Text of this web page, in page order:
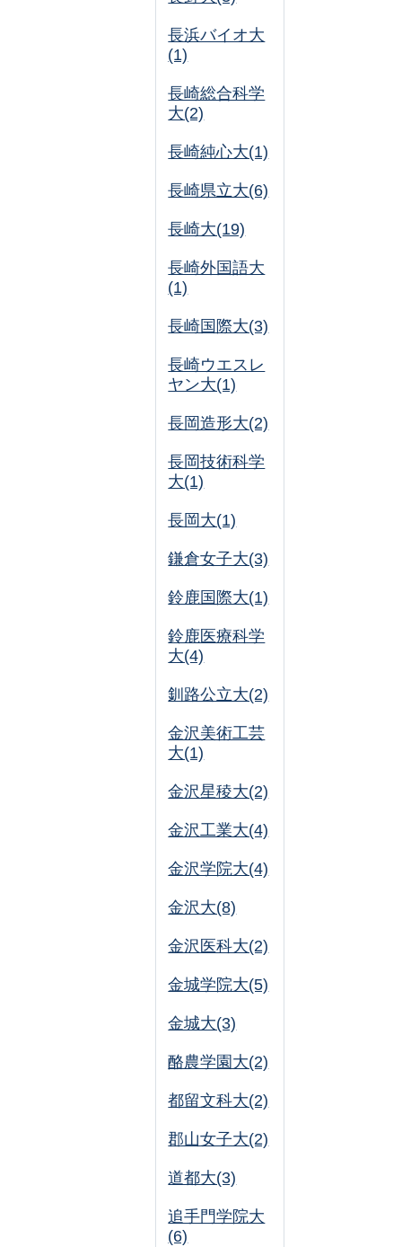
長浜バイオ大
(1)
長崎総合科学
大(2)
長崎純心大(1)
長崎県立大(6)
長崎大(19)
長崎外国語大
(1)
長崎国際大(3)
長崎ウエスレ
ヤン大(1)
長岡造形大(2)
長岡技術科学
大(1)
長岡大(1)
鎌倉女子大(3)
鈴鹿国際大(1)
鈴鹿医療科学
大(4)
釧路公立大(2)
金沢美術工芸
大(1)
金沢星稜大(2)
金沢工業大(4)
金沢学院大(4)
金沢大(8)
金沢医科大(2)
金城学院大(5)
金城大(3)
酪農学園大(2)
都留文科大(2)
郡山女子大(2)
道都大(3)
追手門学院大
(6)